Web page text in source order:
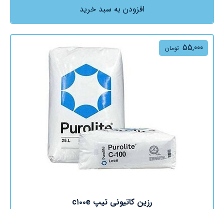
افزودن به سبد خرید
55,000 تومان
رزین کاتیونی تیپ c۱۰۰e